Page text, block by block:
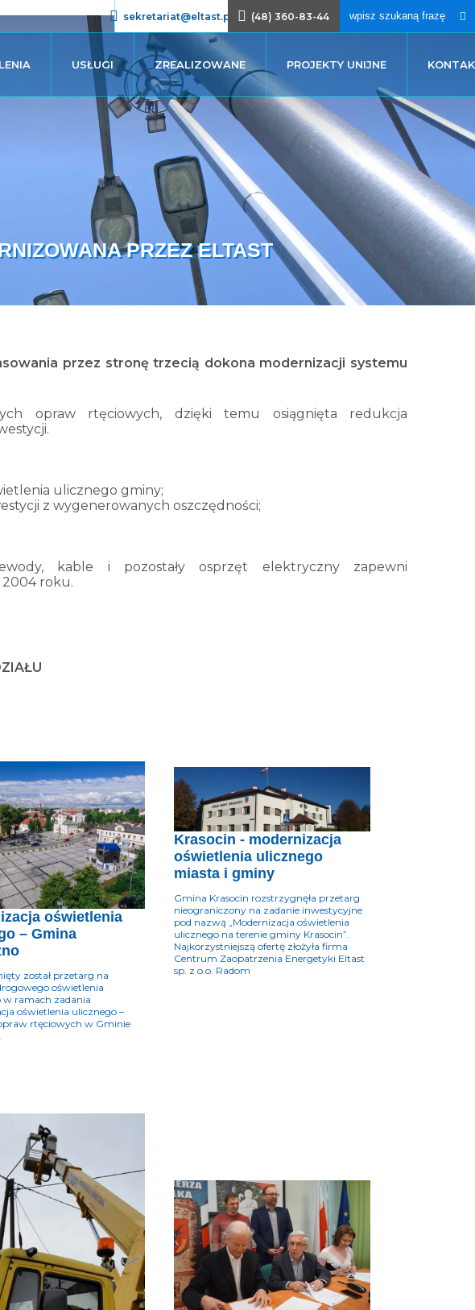
sekretariat@eltast.pl (48) 360-83-44
USŁUGI ZREALIZOWANE PROJEKTY UNIJNE
PRZEZ ELTAST
przez stronę trzecią dokona modernizacji systemu
opraw rtęciowych, dzięki temu osiągnięta redukcja
ulicznego gminy;
z wygenerowanych oszczędności;
kable i pozostały osprzęt elektryczny zapewni
roku.
oświetlenia
– Gmina
został przetarg na
oświetlenia
w ramach zadania
oświetlenia ulicznego –
rtęciowych w Gminie
Krasocin - modernizacja
oświetlenia ulicznego
miasta i gminy
Gmina Krasocin rozstrzygnęła przetarg
nieograniczony na zadanie inwestycyjne
pod nazwą „Modernizacja oświetlenia
ulicznego na terenie gminy Krasocin”.
Najkorzystniejszą ofertę złożyła firma
Centrum Zaopatrzenia Energetyki Eltast
sp. z o.o. Radom